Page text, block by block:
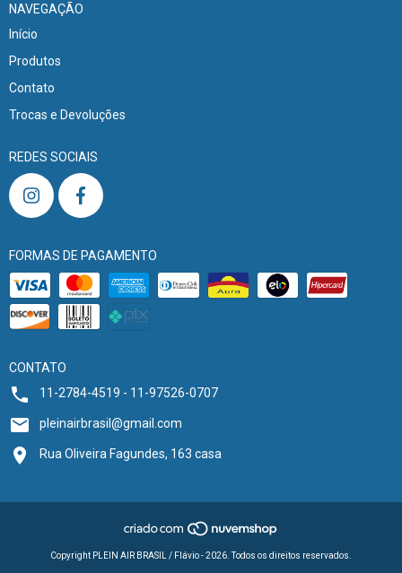
NAVEGAÇÃO
Início
Produtos
Contato
Trocas e Devoluções
REDES SOCIAIS
FORMAS DE PAGAMENTO
CONTATO
11-2784-4519 - 11-97526-0707
pleinairbrasil@gmail.com
Rua Oliveira Fagundes, 163 casa
Copyright PLEIN AIR BRASIL / Flávio - 2026. Todos os direitos reservados.